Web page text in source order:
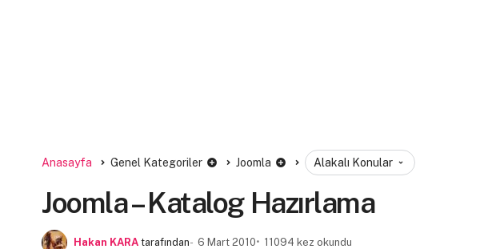
Anasayfa Genel Kategoriler Joomla Alakalı Konular
Joomla – Katalog Hazırlama
Hakan KARA tarafından 6 Mart 2010 11094 kez okundu